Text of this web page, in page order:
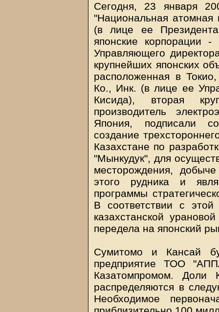
Сегодня, 23 января
"Национальная атомная
(в лице ее
японские корпорации
Управляющего
крупнейших японских
расположенная в
Ко., Инк. (в лице ее
Кисида), вторая
производитель
Япония, подписали
создание
Казахстане по
"Мынкудук", для
месторождения,
этого рудника и
программы
В соответствии с этой
казахстанской
передела на японский
Сумитомо и Кансай
предприятие ТОО
Казатомпромом. Доли
распределяются в
Необходимое